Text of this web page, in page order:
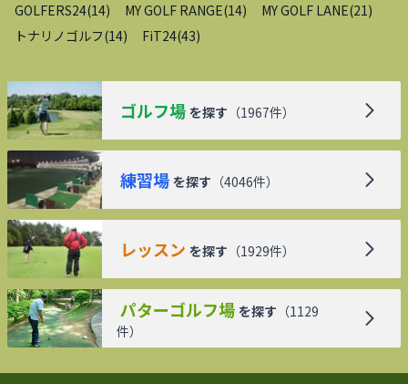
GOLFERS24(14) MY GOLF RANGE(14) MY GOLF LANE(21)
トナリノゴルフ(14) FiT24(43)
ゴルフ場 を探す （1967件）
練習場 を探す （4046件）
レッスン を探す （1929件）
パターゴルフ場 を探す （1129
件）